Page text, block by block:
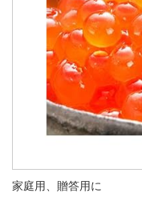
家庭用、贈答用に